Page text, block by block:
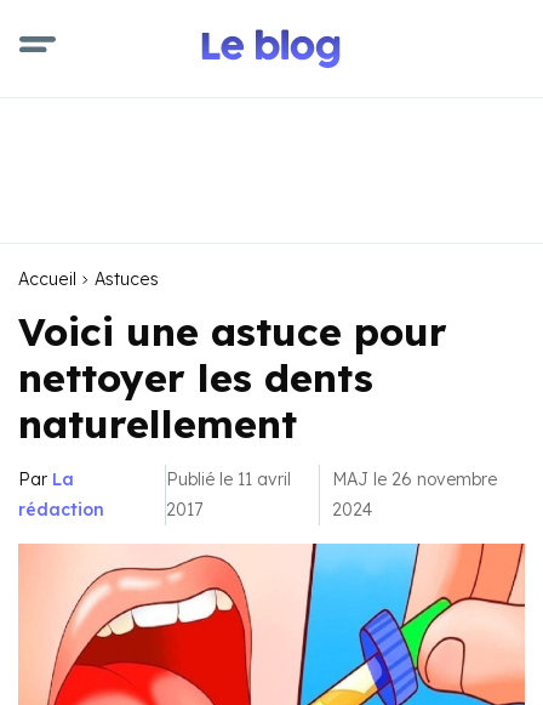
Accueil Astuces
Voici une astuce pour
nettoyer les dents
naturellement
Par La
rédaction
Publié le 11 avril
2017
MAJ le 26 novembre
2024